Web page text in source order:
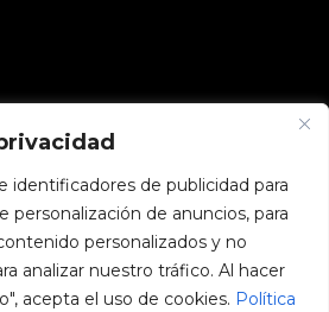
identificadores de publicidad para
personalización de anuncios, para
personalizados y no
analizar nuestro tráfico. Al hacer
acepta el uso de cookies. Política